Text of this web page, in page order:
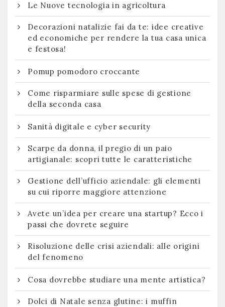
Le Nuove tecnologia in agricoltura
Decorazioni natalizie fai da te: idee creative
ed economiche per rendere la tua casa unica
e festosa!
Pomup pomodoro croccante
Come risparmiare sulle spese di gestione
della seconda casa
Sanità digitale e cyber security
Scarpe da donna, il pregio di un paio
artigianale: scopri tutte le caratteristiche
Gestione dell’ufficio aziendale: gli elementi
su cui riporre maggiore attenzione
Avete un’idea per creare una startup? Ecco i
passi che dovrete seguire
Risoluzione delle crisi aziendali: alle origini
del fenomeno
Cosa dovrebbe studiare una mente artistica?
Dolci di Natale senza glutine: i muffin